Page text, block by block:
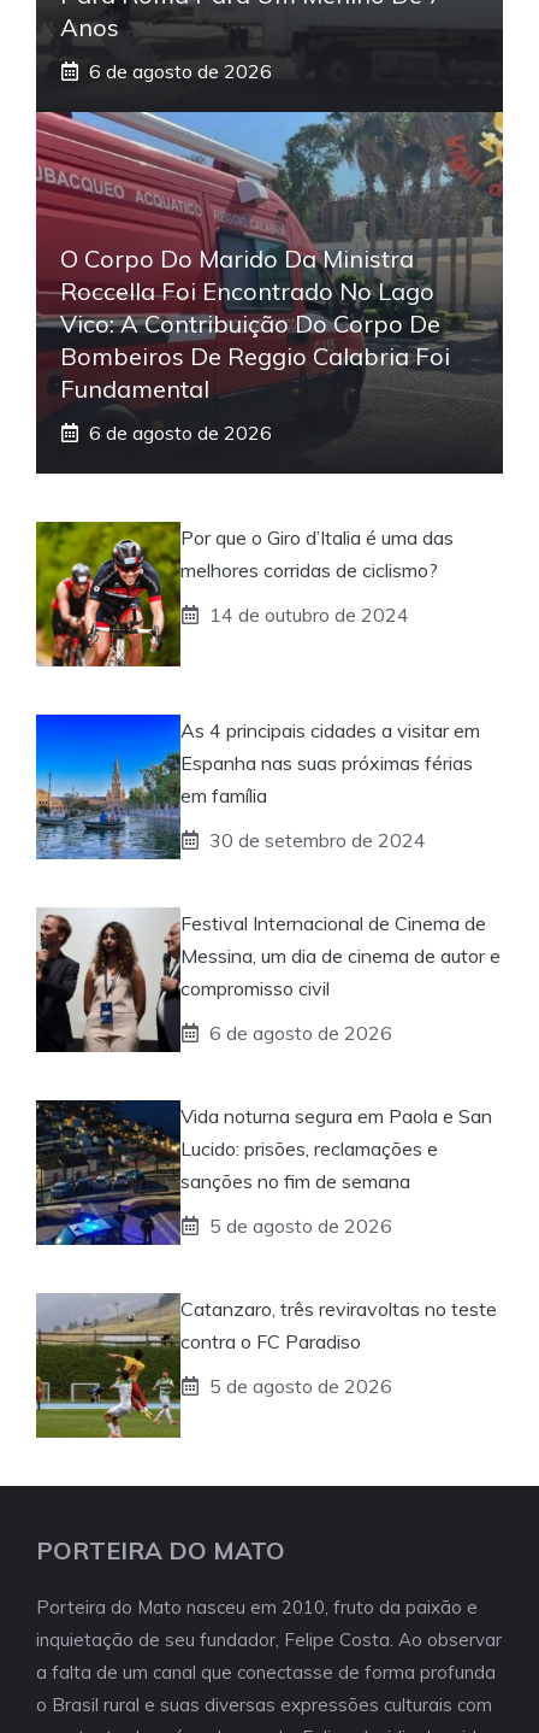
Anos
6 de agosto de 2026
O Corpo Do Marido Da Ministra
Roccella Foi Encontrado No Lago
Vico: A Contribuição Do Corpo De
Bombeiros De Reggio Calabria Foi
Fundamental
6 de agosto de 2026
Por que o Giro d’Italia é uma das
melhores corridas de ciclismo?
14 de outubro de 2024
As 4 principais cidades a visitar em
Espanha nas suas próximas férias
em família
30 de setembro de 2024
Festival Internacional de Cinema de
Messina, um dia de cinema de autor e
compromisso civil
6 de agosto de 2026
Vida noturna segura em Paola e San
Lucido: prisões, reclamações e
sanções no fim de semana
5 de agosto de 2026
Catanzaro, três reviravoltas no teste
contra o FC Paradiso
5 de agosto de 2026
PORTEIRA DO MATO
Porteira do Mato nasceu em 2010, fruto da paixão e
inquietação de seu fundador, Felipe Costa. Ao observar
a falta de um canal que conectasse de forma profunda
o Brasil rural e suas diversas expressões culturais com